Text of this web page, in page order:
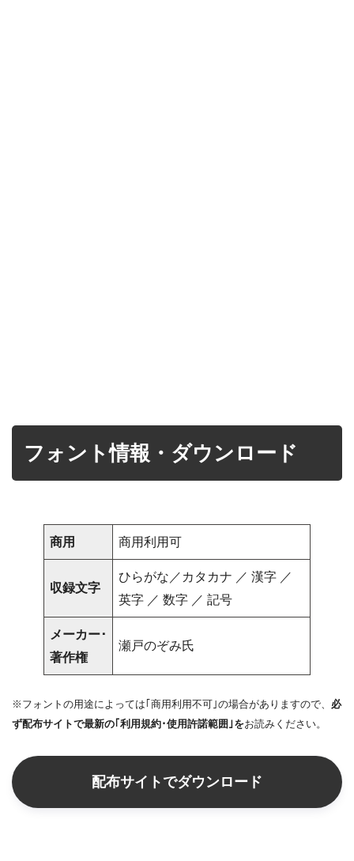
フォント情報・ダウンロード
商用 商用利用可
収録文字
ひらがな／カタカナ ／ 漢字 ／
英字 ／ 数字 ／ 記号
メーカー･
著作権
瀬戸のぞみ氏
※フォントの用途によっては｢商用利用不可｣の場合がありますので、 必
ず配布サイトで最新の｢利用規約･使用許諾範囲｣をお読みください。
配布サイトでダウンロード